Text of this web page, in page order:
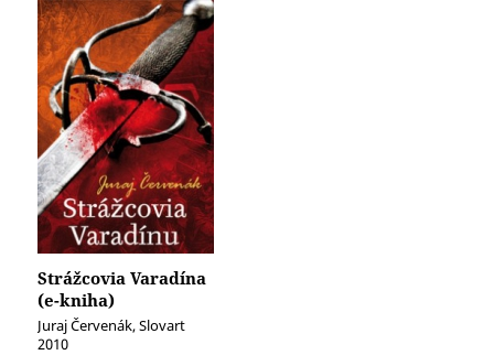
Strážcovia Varadína
(e-kniha)
Juraj Červenák, Slovart
2010